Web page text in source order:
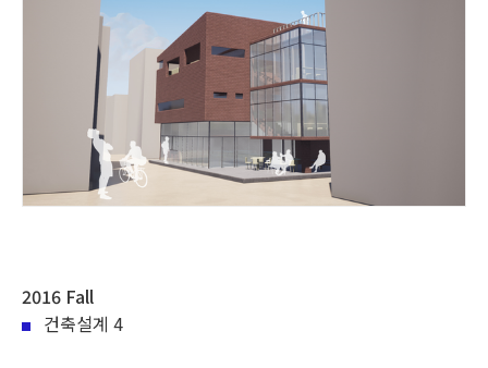
2016 Fall
건축설계 4